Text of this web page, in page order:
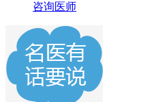
咨询医师